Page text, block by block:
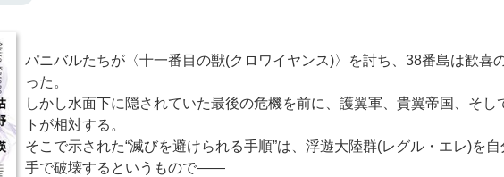
パニバルたちが〈十一番目の獣(クロワイヤンス)〉を討ち、38番島は歓喜
った。
しかし水面下に隠されていた最後の危機を前に、護翼軍、貴翼帝国、そし
トが相対する。
そこで示された“滅びを避けられる手順”は、浮遊大陸群(レグル・エレ)を
手で破壊するというもので――